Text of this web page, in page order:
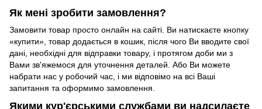
Як мені зробити замовлення?
Замовити товар просто онлайн на сайті. Ви натискаєте кнопку
«купити», товар додається в кошик, після чого Ви вводите свої
дані, необхідні для відправки товару, і протягом доби ми з
Вами зв'яжемося для уточнення деталей. Або Ви можете
набрати нас у робочий час, і ми відповімо на всі Ваші
запитання та оформимо замовлення.
Якими кур'єрськими службами ви надсилаєте